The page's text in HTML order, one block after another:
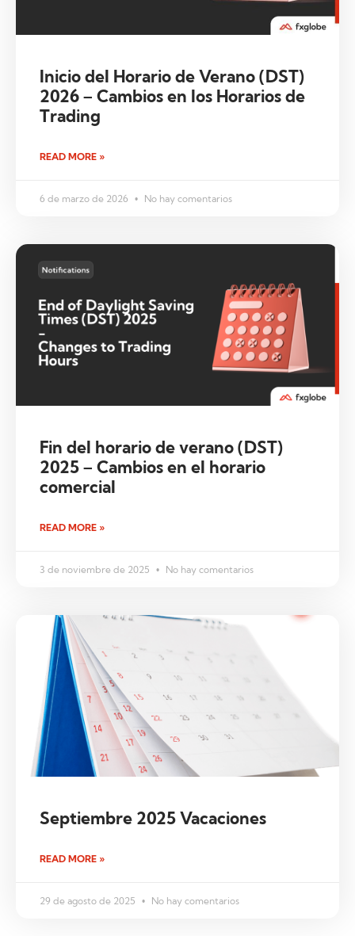
Inicio del Horario de Verano (DST)
2026 – Cambios en los Horarios de
Trading
READ MORE »
6 de marzo de 2026 No hay comentarios
Fin del horario de verano (DST)
2025 – Cambios en el horario
comercial
READ MORE »
3 de noviembre de 2025 No hay comentarios
Septiembre 2025 Vacaciones
READ MORE »
29 de agosto de 2025 No hay comentarios